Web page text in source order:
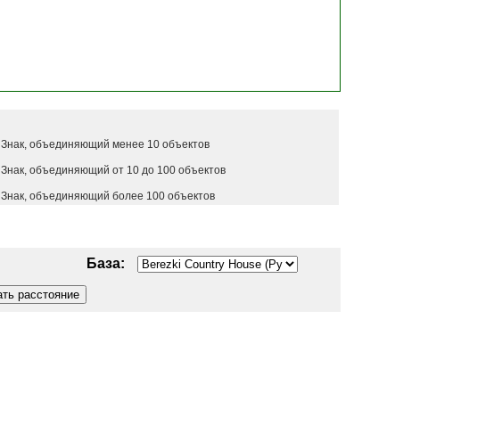
Знак, объединяющий менее 10 объектов
Знак, объединяющий от 10 до 100 объектов
Знак, объединяющий более 100 объектов
База: